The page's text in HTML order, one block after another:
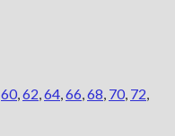
60,62,64,66,68, 70, 72,